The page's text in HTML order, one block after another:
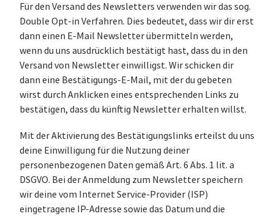
Für den Versand des Newsletters verwenden wir das sog.
Double Opt-in Verfahren. Dies bedeutet, dass wir dir erst
dann einen E-Mail Newsletter übermitteln werden,
wenn du uns ausdrücklich bestätigt hast, dass du in den
Versand von Newsletter einwilligst. Wir schicken dir
dann eine Bestätigungs-E-Mail, mit der du gebeten
wirst durch Anklicken eines entsprechenden Links zu
bestätigen, dass du künftig Newsletter erhalten willst.
Mit der Aktivierung des Bestätigungslinks erteilst du uns
deine Einwilligung für die Nutzung deiner
personenbezogenen Daten gemäß Art. 6 Abs. 1 lit. a
DSGVO. Bei der Anmeldung zum Newsletter speichern
wir deine vom Internet Service-Provider (ISP)
eingetragene IP-Adresse sowie das Datum und die